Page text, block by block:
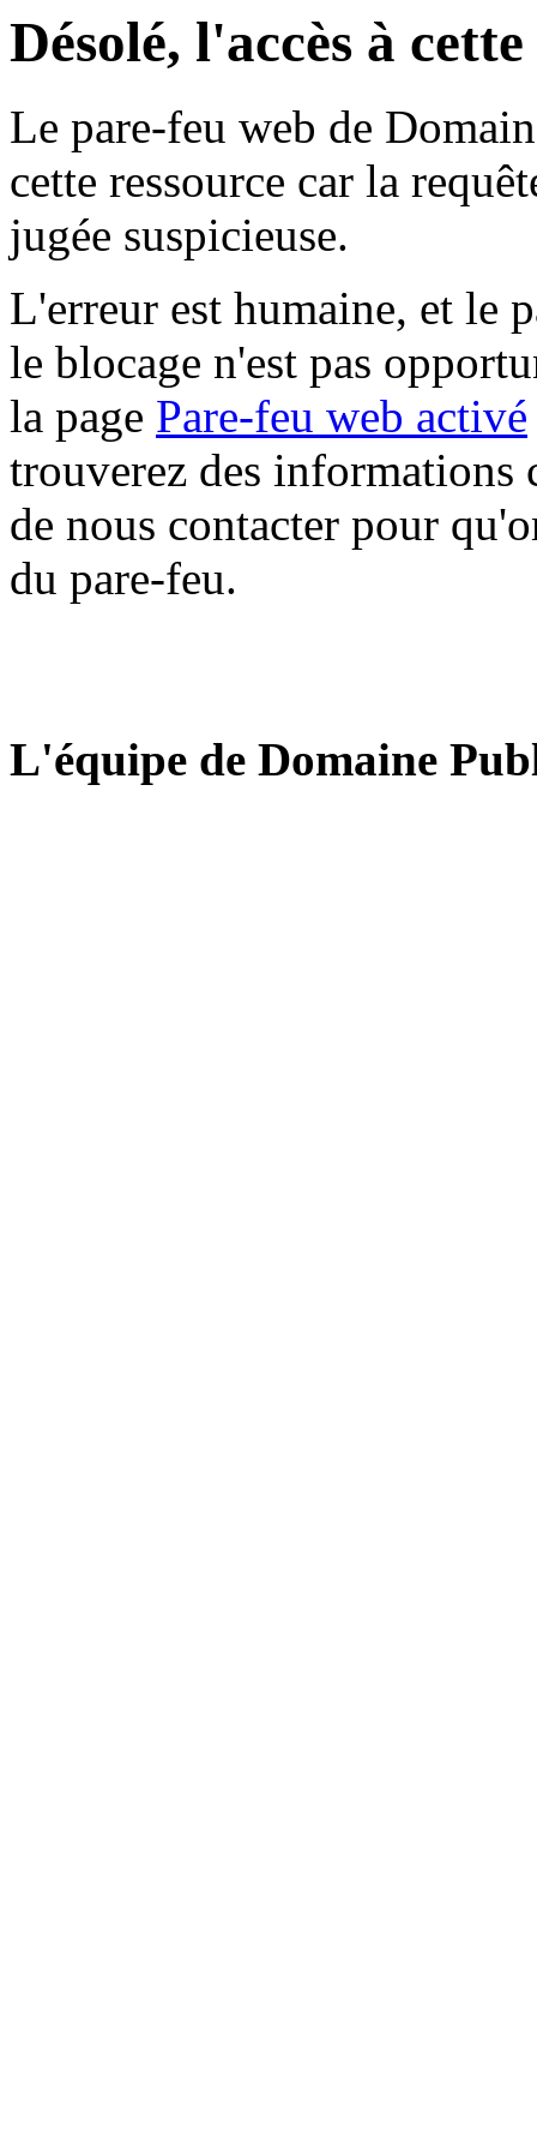
Désolé, l'accès à
Le pare-feu web de
cette ressource car la
jugée suspicieuse.
L'erreur est humaine, et le
le blocage n'est pas
la page Pare-feu web activé
trouverez des informations
de nous contacter pour
du pare-feu.
L'équipe de Domaine